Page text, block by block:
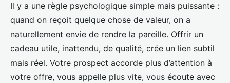
Il y a une règle psychologique simple mais puissante :
quand on reçoit quelque chose de valeur, on a
naturellement envie de rendre la pareille. Offrir un
cadeau utile, inattendu, de qualité, crée un lien subtil
mais réel. Votre prospect accorde plus d’attention à
votre offre, vous appelle plus vite, vous écoute avec